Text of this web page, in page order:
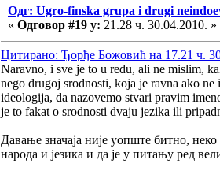
Одг: Ugro-finska grupa i drugi
« Одговор #19 у: 21.28 ч. 30.04.2010. »
Цитирано: Ђорђе Божовић на 17.21 ч.
Naravno, i sve je to u redu, ali ne mislim,
nego drugoj srodnosti, koja je ravna ako
ideologija, da nazovemo stvari pravim
je to fakat o srodnosti dvaju jezika ili
Давање значаја није уопште битно,
народа и језика и да је у питању ред